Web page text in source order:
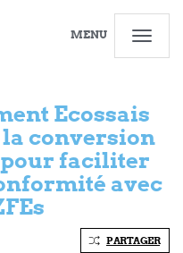
MENU
Ecossais
conversion
pour faciliter
avec
PARTAGER